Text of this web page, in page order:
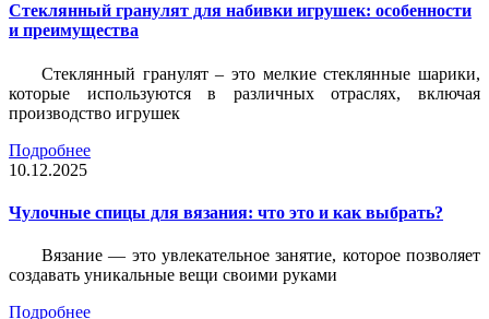
Стеклянный гранулят для набивки игрушек: особенности
и преимущества
Стеклянный гранулят – это мелкие стеклянные шарики,
которые используются в различных отраслях, включая
производство игрушек
Подробнее
10.12.2025
Чулочные спицы для вязания: что это и как выбрать?
Вязание — это увлекательное занятие, которое позволяет
создавать уникальные вещи своими руками
Подробнее